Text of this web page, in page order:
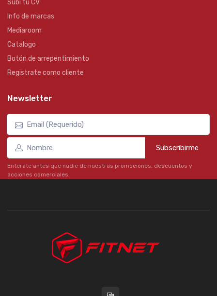
Subí tu CV
Info de marcas
Mediaroom
Catalogo
Botón de arrepentimiento
Registrate como cliente
Newsletter
Subscribirme
Enterate antes que nadie de nuestras promociones, descuentos y
acciones comerciales.